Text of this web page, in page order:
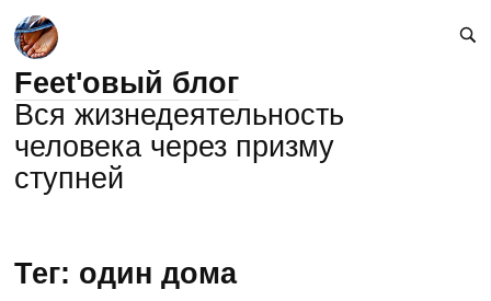
Feet'овый блог
Вся жизнедеятельность
человека через призму
ступней
Тег: один дома